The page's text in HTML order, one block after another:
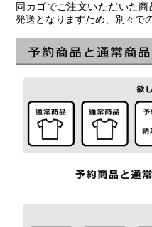
同カゴでご注文いただいた
発送となりますため、別々で